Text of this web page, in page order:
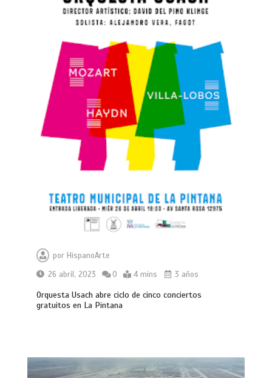
por HispanoArte
26 abril, 2023
0 4 mins 3 años
Orquesta Usach abre ciclo de cinco conciertos
gratuitos en La Pintana